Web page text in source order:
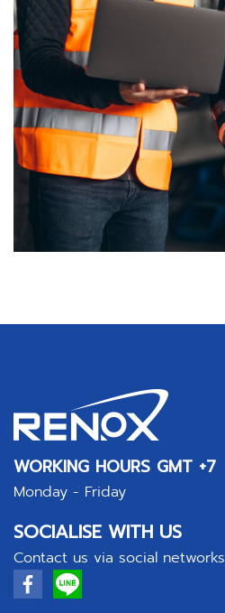
WORKING HOURS GMT +7
Monday - Friday
SOCIALISE WITH US
Contact us via social networks